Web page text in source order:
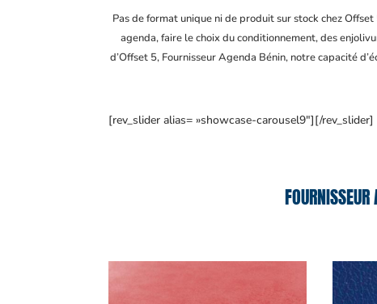
Pas de format unique ni de produit sur stock chez
agenda, faire le choix du conditionnement, des
d’Offset 5, Fournisseur Agenda Bénin, notre capacité
[rev_slider alias= »showcase-carousel9″][/rev_slider]